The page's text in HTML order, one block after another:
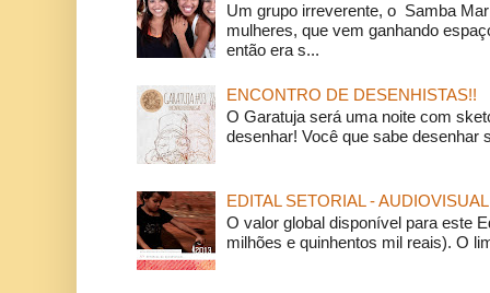
Um grupo irreverente, o Samba
mulheres, que vem ganhando
então era s...
ENCONTRO DE DESENHISTAS!!
O Garatuja será uma noite com
desenhar! Você que sabe desenhar
EDITAL SETORIAL - AUDIOVISUAL
O valor global disponível para este
milhões e quinhentos mil reais). O